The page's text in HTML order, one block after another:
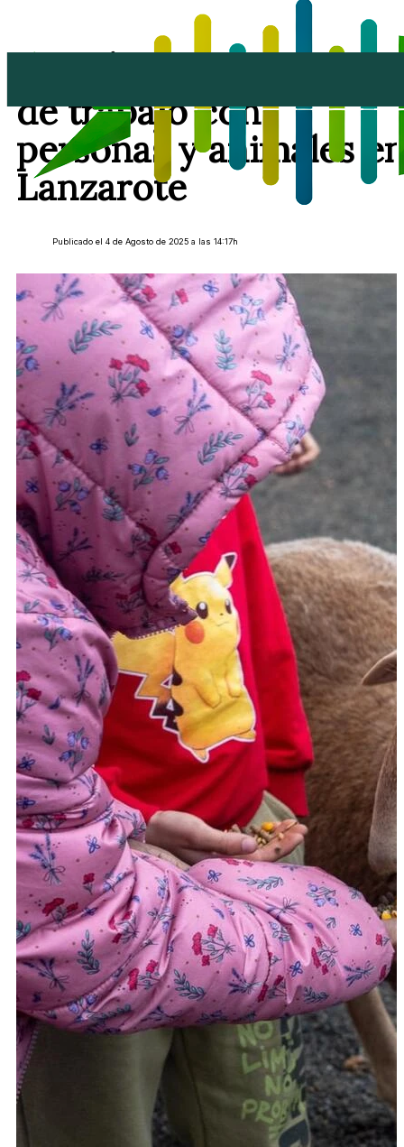
de trabajo con
personas y animales
Lanzarote
Publicado el 4 de Agosto de 2025 a las 14:17h